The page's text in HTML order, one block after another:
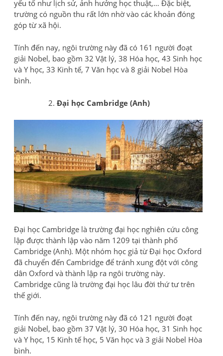
yếu tố như lịch sử, ảnh hưởng học thuật,… Đặc biệt,
trường có nguồn thu rất lớn nhờ vào các khoản đóng
góp từ xã hội.
Tính đến nay, ngôi trường này đã có 161 người đoạt
giải Nobel, bao gồm 32 Vật lý, 38 Hóa học, 43 Sinh học
và Y học, 33 Kinh tế, 7 Văn học và 8 giải Nobel Hòa
bình.
Đại học Cambridge (Anh)
Đại học Cambridge là trường đại học nghiên cứu công
lập được thành lập vào năm 1209 tại thành phố
Cambridge (Anh). Một nhóm học giả từ Đại học Oxford
đã chuyển đến Cambridge để tránh xung đột với công
dân Oxford và thành lập ra ngôi trường này.
Cambridge cũng là trường đại học lâu đời thứ tư trên
thế giới.
Tính đến nay, ngôi trường này đã có 121 người đoạt
giải Nobel, bao gồm 37 Vật lý, 30 Hóa học, 31 Sinh học
và Y học, 15 Kinh tế học, 5 Văn học và 3 giải Nobel Hòa
bình.